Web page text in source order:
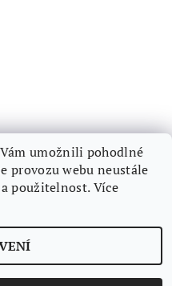
umožnili pohodlné
provozu webu neustále
použitelnost. Více